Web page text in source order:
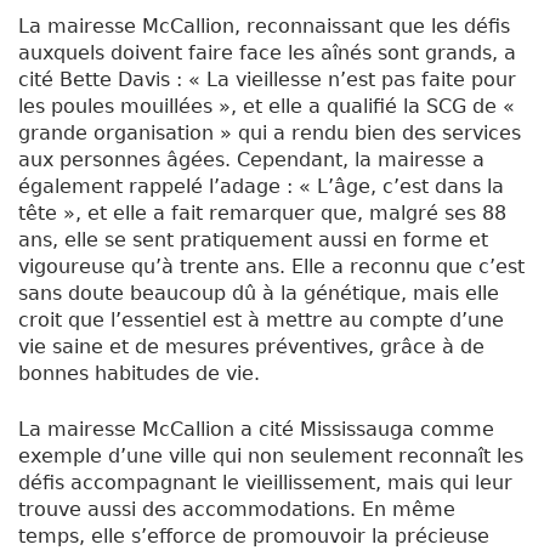
La mairesse McCallion, reconnaissant que les défis
auxquels doivent faire face les aînés sont grands, a
cité Bette Davis : « La vieillesse n’est pas faite pour
les poules mouillées », et elle a qualifié la SCG de «
grande organisation » qui a rendu bien des services
aux personnes âgées. Cependant, la mairesse a
également rappelé l’adage : « L’âge, c’est dans la
tête », et elle a fait remarquer que, malgré ses 88
ans, elle se sent pratiquement aussi en forme et
vigoureuse qu’à trente ans. Elle a reconnu que c’est
sans doute beaucoup dû à la génétique, mais elle
croit que l’essentiel est à mettre au compte d’une
vie saine et de mesures préventives, grâce à de
bonnes habitudes de vie.
La mairesse McCallion a cité Mississauga comme
exemple d’une ville qui non seulement reconnaît les
défis accompagnant le vieillissement, mais qui leur
trouve aussi des accommodations. En même
temps, elle s’efforce de promouvoir la précieuse